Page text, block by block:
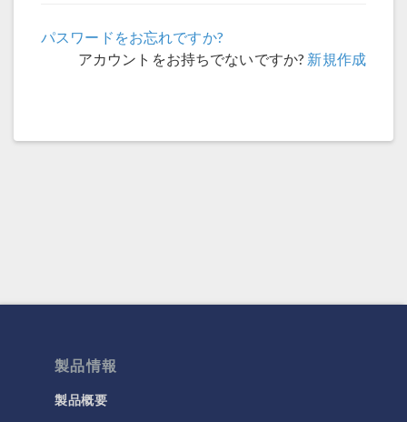
パスワードをお忘れですか?
アカウントをお持ちでないですか? 新規作成
製品情報
製品概要